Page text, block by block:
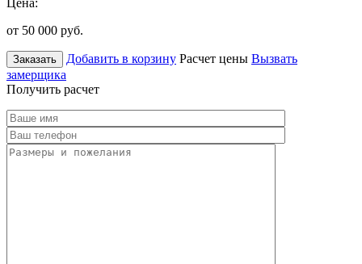
от 50 000 руб.
Заказать Добавить в корзину Расчет цены Вызвать
замерщика
Получить расчет